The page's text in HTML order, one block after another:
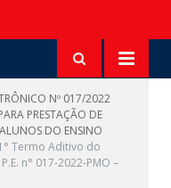
Nº 017/2022
PRESTAÇÃO DE
DO ENSINO
Termo Aditivo do
n° 017-2022-PMO –